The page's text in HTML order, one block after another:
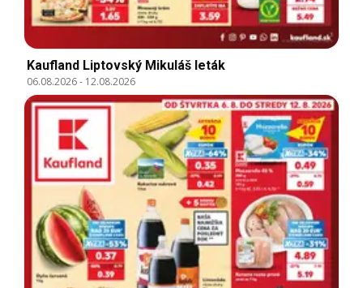
Kaufland Liptovský Mikuláš leták
06.08.2026- 12.08.2026